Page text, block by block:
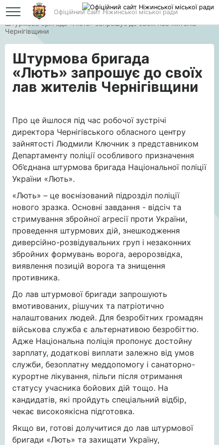
Офіційний сайт Ніжинської міської ради
Головна
Штурмова бригада «Лють» запрошує до своїх лав жителів
Чернігівщини
Штурмова бригада
«Лють» запрошує до своїх
лав жителів Чернігівщини
Про це йшлося під час робочої зустрічі
директора Чернігівського обласного центру
зайнятості Людмили Ключник з представником
Департаменту поліції особливого призначення
Об’єднана штурмова бригада Національної поліції
України «Лють».
«Лють» – це воєнізований підрозділ поліції
нового зразка. Основні завдання - відсіч та
стримування збройної агресії проти України,
проведення штурмових дій, знешкодження
диверсійно-розвідувальних груп і незаконних
збройних формувань ворога, аеророзвідка,
виявлення позицій ворога та знищення
противника.
До лав штурмової бригади запрошують
вмотивованих, рішучих та патріотично
налаштованих людей. Для безробітних громадян
військова служба є альтернативою безробіттю.
Адже Національна поліція пропонує достойну
зарплату, додаткові виплати залежно від умов
служби, безоплатну меддопомогу і санаторно-
курортне лікування, пільги після отримання
статусу учасника бойових дій тощо. На
кандидатів, які пройдуть спеціальний відбір,
чекає високоякісна підготовка.
Якщо ви, готові долучитися до лав штурмової
бригади «Лють» та захищати Україну,